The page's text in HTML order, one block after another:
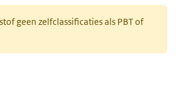
geen zelfclassificaties als PBT of